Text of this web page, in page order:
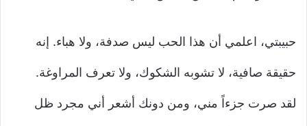
حبيبتي، اعلمي أن هذا الحب ليس صدفة، ولا هباء. إنه
حقيقة صافية، لا تشوبه الشكوك، ولا تعرف المراوغة.
لقد صرت جزءاً مني، ومن دونك أشعر أني مجرد ظل